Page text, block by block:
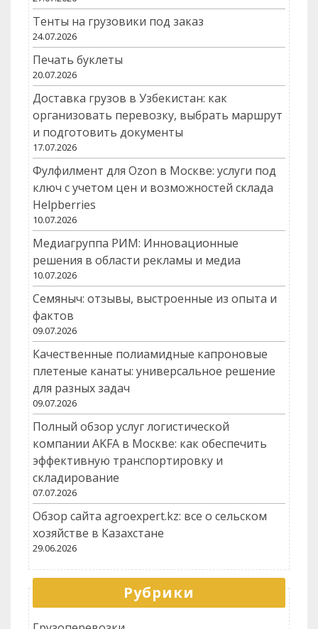
Тенты на грузовики под заказ
24.07.2026
Печать буклеты
20.07.2026
Доставка грузов в Узбекистан: как
организовать перевозку, выбрать маршрут
и подготовить документы
17.07.2026
Фулфилмент для Ozon в Москве: услуги под
ключ с учетом цен и возможностей склада
Helpberries
10.07.2026
Медиагруппа РИМ: Инновационные
решения в области рекламы и медиа
10.07.2026
Семяныч: отзывы, выстроенные из опыта и
фактов
09.07.2026
Качественные полиамидные капроновые
плетеные канаты: универсальное решение
для разных задач
09.07.2026
Полный обзор услуг логистической
компании AKFA в Москве: как обеспечить
эффективную транспортировку и
складирование
07.07.2026
Обзор сайта agroexpert.kz: все о сельском
хозяйстве в Казахстане
29.06.2026
Рубрики